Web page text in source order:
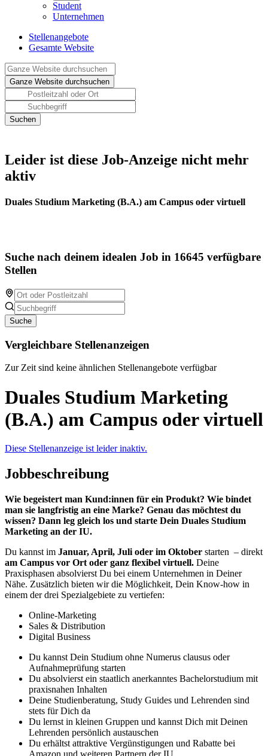
Student
Unternehmen
Stellenangebote
Gesamte Website
Leider ist diese Job-Anzeige nicht mehr
aktiv
Duales Studium Marketing (B.A.) am Campus oder virtuell
Suche nach deinem idealen Job in 16645 verfügbare
Stellen
Suche
Vergleichbare Stellenanzeigen
Zur Zeit sind keine ähnlichen Stellenangebote verfügbar
Duales Studium Marketing
(B.A.) am Campus oder virtuell
Diese Stellenanzeige ist leider inaktiv.
Jobbeschreibung
Wie begeistert man Kund:innen für ein Produkt? Wie bindet
man sie langfristig an eine Marke? Genau das möchtest du
wissen? Dann leg gleich los und starte Dein Duales Studium
Marketing an der IU.
Du kannst im Januar, April, Juli oder im Oktober starten – direkt
am Campus vor Ort oder ganz flexibel virtuell. Deine
Praxisphasen absolvierst Du bei einem Unternehmen in Deiner
Nähe. Zusätzlich bieten wir die Möglichkeit, Dein Know-how in
einem der drei Spezialgebiete zu vertiefen:
Online-Marketing
Sales & Distribution
Digital Business
Du kannst Dein Studium ohne Numerus clausus oder
Aufnahmeprüfung starten
Du absolvierst ein staatlich anerkanntes Bachelorstudium mit
praxisnahen Inhalten
Deine Studienberatung, Study Guides und Lehrenden sind
stets für Dich da
Du lernst in kleinen Gruppen und kannst Dich mit Deinen
Lehrenden persönlich austauschen
Du erhältst attraktive Vergünstigungen und Rabatte bei
Amazon und weiteren Partnern der IU